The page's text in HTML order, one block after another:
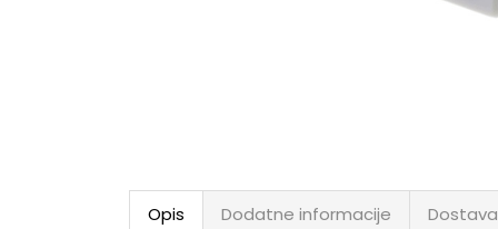
Opis Dodatne informacije Dostava